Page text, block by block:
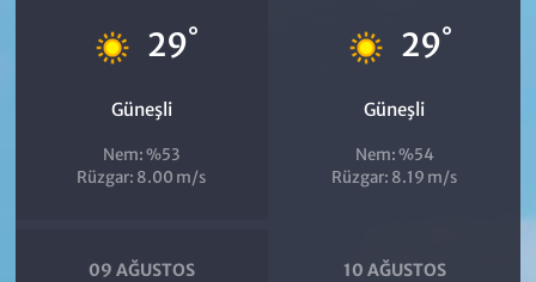
29°
Güneşli
Nem: %53
Rüzgar: 8.00 m/s
29°
Güneşli
Nem: %54
Rüzgar: 8.19 m/s
09 AĞUSTOS 10 AĞUSTOS